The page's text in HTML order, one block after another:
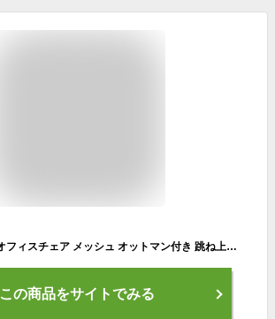
サンワダイレクト オフィスチェア メッシュ オットマン付き 跳ね上げ式肘掛け 独立式ランバーサポート ロッキング機能 調節可能ヘッドレスト デスクチェア パソコンチェア ブラック 150-SNCM50BK
この商品をサイトでみる